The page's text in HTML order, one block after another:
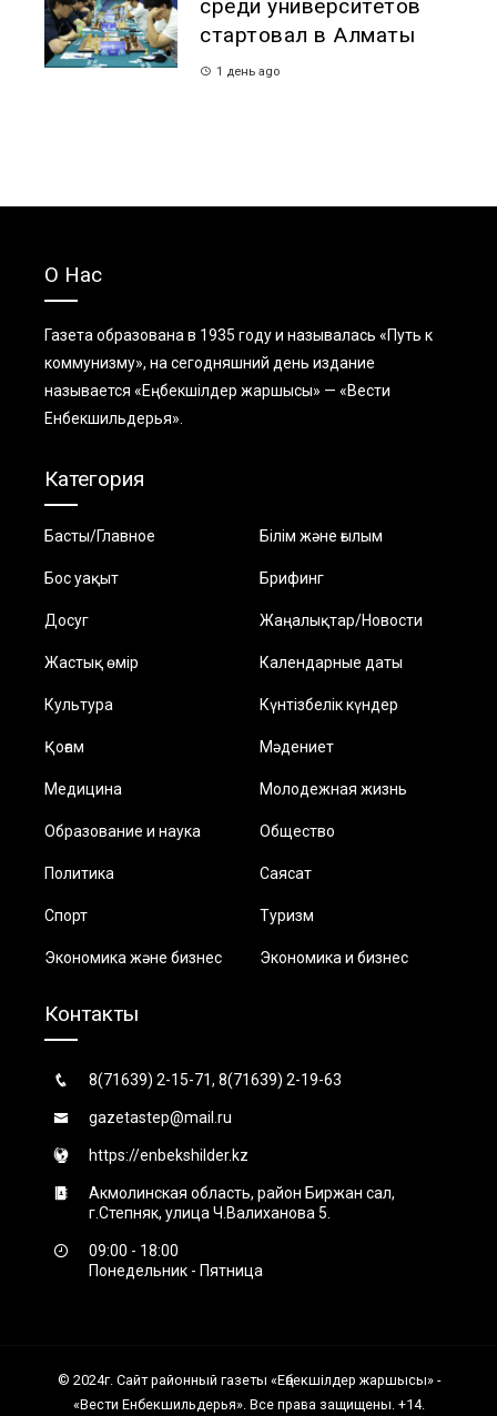
среди университетов
стартовал в Алматы
1 день ago
О Нас
Газета образована в 1935 году и называлась «Путь к
коммунизму», на сегодняшний день издание
называется «Еңбекшiлдер жаршысы» — «Вести
Енбекшильдерья».
Категория
Басты/Главное Білім және ғылым
Бос уақыт Брифинг
Досуг Жаңалықтар/Новости
Жастық өмір Календарные даты
Культура Күнтізбелік күндер
Қоғам Мәдениет
Медицина Молодежная жизнь
Образование и наука Общество
Политика Саясат
Спорт Туризм
Экономика және бизнес Экономика и бизнес
Контакты
8(71639) 2-15-71, 8(71639) 2-19-63
gazetastep@mail.ru
https://enbekshilder.kz
Акмолинская область, район Биржан сал,
г.Степняк, улица Ч.Валиханова 5.
09:00 - 18:00
Понедельник - Пятница
© 2024г. Сайт районный газеты «Еңбекшiлдер жаршысы» -
«Вести Енбекшильдерья». Все права защищены. +14.